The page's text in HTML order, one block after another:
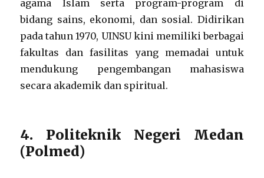
agama Islam serta program-program di
bidang sains, ekonomi, dan sosial. Didirikan
pada tahun 1970, UINSU kini memiliki berbagai
fakultas dan fasilitas yang memadai untuk
mendukung pengembangan mahasiswa
secara akademik dan spiritual.
4. Politeknik Negeri Medan
(Polmed)